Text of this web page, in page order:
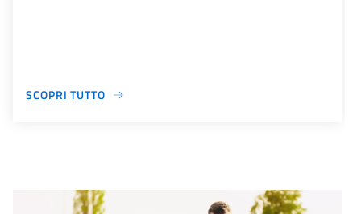
SCOPRI TUTTO